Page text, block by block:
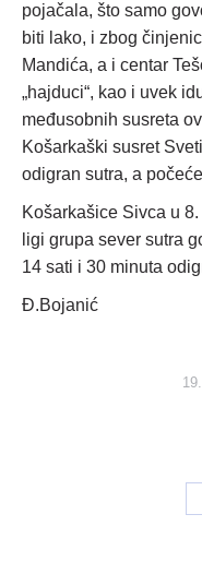
pojačala, što samo
biti lako, i zbog
Mandića, a i centar
„hajduci“, kao i uvek
međusobnih susreta
Košarkaški susret
odigran sutra, a
Košarkašice Sivca u
ligi grupa sever sutra
14 sati i 30 minuta
Đ.Bojanić